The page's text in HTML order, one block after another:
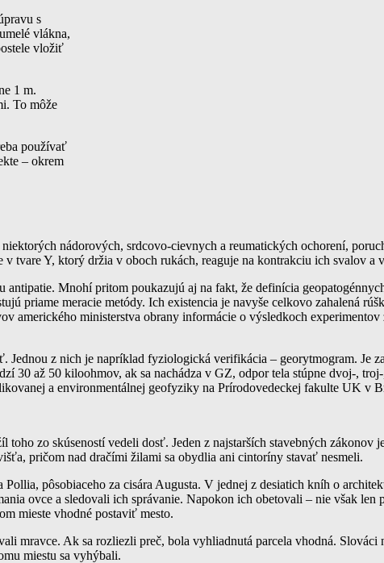
s
vlákna,
vložiť
1 m.
To môže
používať
– okrem
nádorových, srdcovo-cievnych a reumatických ochorení,
Y, ktorý držia v oboch rukách, reaguje na kontrakciu ich svalov a
Mnohí pritom poukazujú aj na fakt, že definícia
priame meracie metódy. Ich existencia je navyše celkovo zahalená
amerického ministerstva obrany informácie o výsledkoch experimentov
z nich je napríklad fyziologická verifikácia – georytmogram. Je
30 až 50 kiloohmov, ak sa nachádza v GZ, odpor tela stúpne dvoj-,
a environmentálnej geofyziky na Prírodovedeckej fakulte UK v
zo skúseností vedeli dosť. Jeden z najstarších stavebných zákonov
pričom nad dračími žilami sa obydlia ani cintoríny stavať nesmeli.
pôsobiaceho za cisára Augusta. V jednej z desiatich kníh o
ovce a sledovali ich správanie. Napokon ich obetovali – nie však
mieste vhodné postaviť mesto.
mravce. Ak sa rozliezli preč, bola vyhliadnutá parcela vhodná. Slováci
miestu sa vyhýbali.